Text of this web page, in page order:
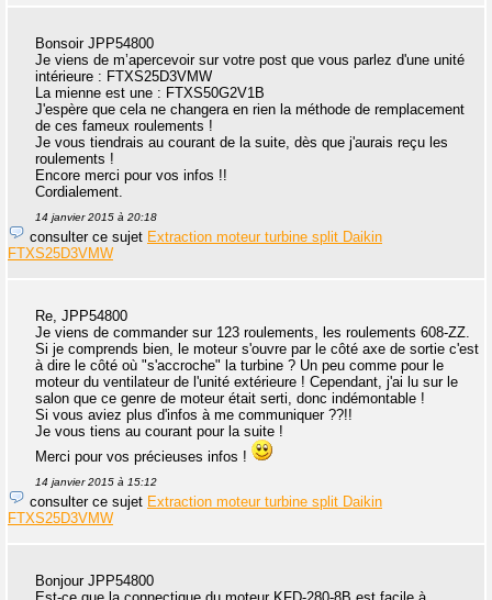
Bonsoir JPP54800
Je viens de m’apercevoir sur votre post que vous parlez d'une unité
intérieure : FTXS25D3VMW
La mienne est une : FTXS50G2V1B
J'espère que cela ne changera en rien la méthode de remplacement
de ces fameux roulements !
Je vous tiendrais au courant de la suite, dès que j'aurais reçu les
roulements !
Encore merci pour vos infos !!
Cordialement.
14 janvier 2015 à 20:18
consulter ce sujet Extraction moteur turbine split Daikin
FTXS25D3VMW
Re, JPP54800
Je viens de commander sur 123 roulements, les roulements 608-ZZ.
Si je comprends bien, le moteur s'ouvre par le côté axe de sortie c'est
à dire le côté où "s'accroche" la turbine ? Un peu comme pour le
moteur du ventilateur de l'unité extérieure ! Cependant, j'ai lu sur le
salon que ce genre de moteur était serti, donc indémontable !
Si vous aviez plus d'infos à me communiquer ??!!
Je vous tiens au courant pour la suite !
Merci pour vos précieuses infos !
14 janvier 2015 à 15:12
consulter ce sujet Extraction moteur turbine split Daikin
FTXS25D3VMW
Bonjour JPP54800